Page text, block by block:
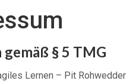
§ 5 TMG
Lernen – Pit Rohwedder